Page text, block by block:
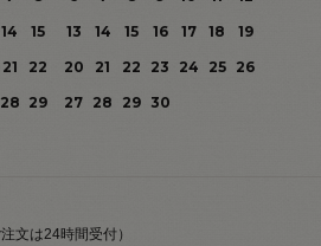
14
15
21
22
28 29
13
14 15 16 17 18
19
20
21 22 23 24 25
26
27 28 29 30
文は24時間受付）